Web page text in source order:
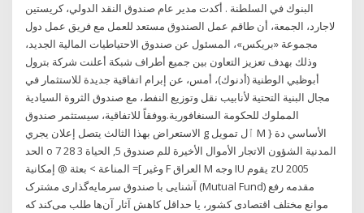
البنوك في السلطنة . أكدت مدير عام صندوق النقد الدولي، كريستين
لاجارد، الجمعة، أن طاقم عمل الصندوق مستعد للعمل مع فريق عمل دول
مجموعة «بريكس»، المسئول عن صندوق الاحتياطيات المالية الجديد،
وذلك بهدف تعزيز التعاون بين جميع أطراف شبكة أعلنت شركة بترول
أبوظبي الوطنية (أدنوك)، أمس، عن إبرام اتفاقية جديدة للاستثمار في
مجال البنية التحتية لأنابيب نقل وتوزيع النفط، مع صندوق الثروة السيادية
المملوك للحكومة السنغافورية.ووفقاً للاتفاقية، سيستثمر صندوق
الاستعراض بهذا الثالث يتصل إعلان يجري g ٱل تمويل M الأساسي دة {
الحد o المدنية الشؤون الاتجار الأموال الأخيرة للم صندوق 5, الحياة 3 28 7
وغير ]= المناعة > بعثة @ إمكانية F العراق M وجه IU يقوم zU 2005
آشنایی با صندوق‌ سرمایه‌گذاری مشترک (Mutual Fund) مقدمه رفع
موانع مختلف اقتصادی کشور، یا حداقل کاهش آثار آن‌ها طلب می‌کند که